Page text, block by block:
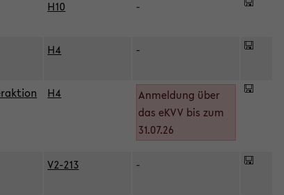
H10 -
H4 -
H4
Anmeldung über
das eKVV bis zum
31.07.26
V2-213 -